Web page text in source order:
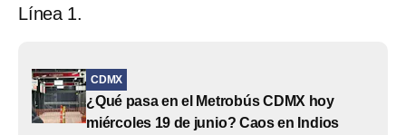
Línea 1.
CDMX
¿Qué pasa en el Metrobús CDMX hoy
miércoles 19 de junio? Caos en Indios